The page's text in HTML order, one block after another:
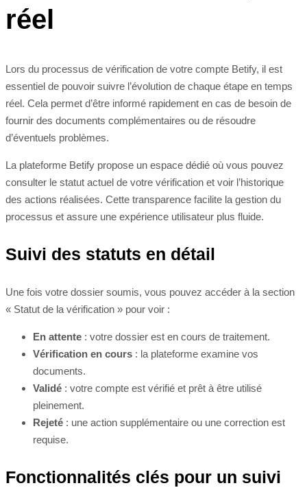
réel
Lors du processus de vérification de votre compte Betify, il est
essentiel de pouvoir suivre l’évolution de chaque étape en temps
réel. Cela permet d’être informé rapidement en cas de besoin de
fournir des documents complémentaires ou de résoudre
d’éventuels problèmes.
La plateforme Betify propose un espace dédié où vous pouvez
consulter le statut actuel de votre vérification et voir l’historique
des actions réalisées. Cette transparence facilite la gestion du
processus et assure une expérience utilisateur plus fluide.
Suivi des statuts en détail
Une fois votre dossier soumis, vous pouvez accéder à la section
« Statut de la vérification » pour voir :
En attente : votre dossier est en cours de traitement.
Vérification en cours : la plateforme examine vos
documents.
Validé : votre compte est vérifié et prêt à être utilisé
pleinement.
Rejeté : une action supplémentaire ou une correction est
requise.
Fonctionnalités clés pour un suivi